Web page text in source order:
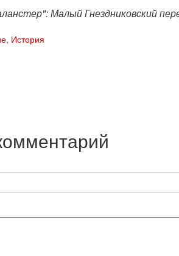
Малый Гнездниковский
, История